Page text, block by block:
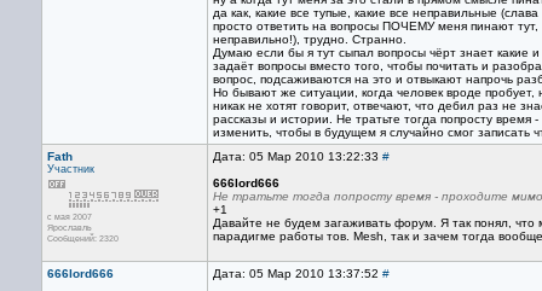
да как, какие все тупые, какие все неправильные
просто ответить на вопросы ПОЧЕМУ меня пинают
неправильно!), трудно. Странно.
Думаю если бы я тут сыпал вопросы чёрт знает какие
задаёт вопросы вместо того, чтобы почитать и
вопрос, подсаживаются на это и отвыкают напрочь
Но бывают же ситуации, когда человек вроде
никак не хотят говорит, отвечают, что дебил раз не
рассказы и истории. Не тратьте тогда попросту
изменить, чтобы в будущем я случайно смог
Fath
Участник
с мая 2007
Ярославль
Сообщений: 2320
Дата: 05 Мар 2010 13:22:33 #
666lord666
Не тратьте тогда попросту время - проходите
+1
Давайте не будем загаживать форум. Я так понял, что
парадигме работы тов. Mesh, так и зачем тогда
666lord666 Дата: 05 Мар 2010 13:37:52 #